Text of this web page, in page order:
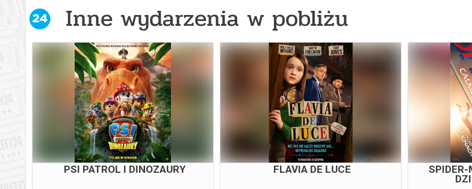
Inne wydarzenia w pobliżu
ODYSEJA TYLKO JEDNA NOC
SPIDER-